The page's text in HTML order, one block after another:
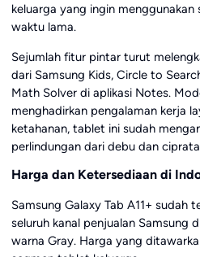
keluarga yang ingin
waktu lama.
Sejumlah fitur pintar turut
dari Samsung Kids, Circle to
Math Solver di aplikasi Notes.
menghadirkan pengalaman kerja
ketahanan, tablet ini sudah
perlindungan dari debu dan
Harga dan Ketersediaan di
Samsung Galaxy Tab A11+ sudah
seluruh kanal penjualan Samsung
warna Gray. Harga yang